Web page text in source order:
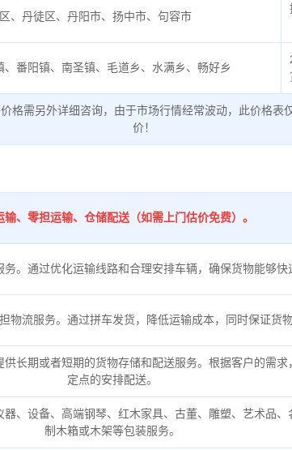
、丹徒区、丹阳市、扬中市、句容市
、番阳镇、南圣镇、毛道乡、水满乡、畅好乡
格需另外详细咨询，由于市场行情经常波动，此价格表
价！
输、零担运输、仓储配送（如需上门估价免费）。
。通过优化运输线路和合理安排车辆，确保货物能够快
物流服务。通过拼车发货，降低运输成本，同时保证货物
长期或者短期的货物存储和配送服务。根据客户的需求
定点的安排配送。
、设备、高端钢琴、红木家具、古董、雕塑、艺术品
制木箱或木架等包装服务。